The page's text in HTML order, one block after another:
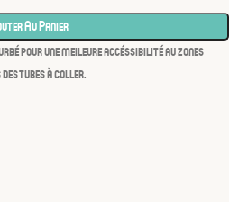
Au Panier
pour une meileure accéssibilité au zones
tubes à coller.